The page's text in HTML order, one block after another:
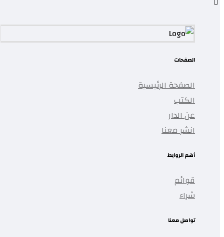
الصفحات
الصفحة الرئيسية
الكتب
عن الدار
انشر معنا
أهم الروابط
قوائم
شراء
تواصل معنا